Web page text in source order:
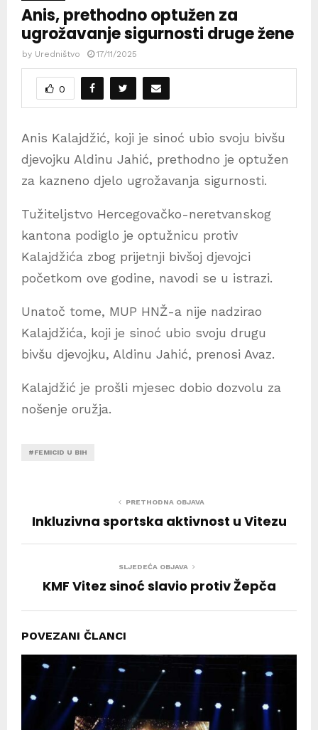
Anis, prethodno optužen za
ugrožavanje sigurnosti druge žene
by Uredništvo 17/11/2025
0
Anis Kalajdžić, koji je sinoć ubio svoju bivšu
djevojku Aldinu Jahić, prethodno je optužen
za kazneno djelo ugrožavanja sigurnosti.
Tužiteljstvo Hercegovačko-neretvanskog
kantona podiglo je optužnicu protiv
Kalajdžića zbog prijetnji bivšoj djevojci
početkom ove godine, navodi se u istrazi.
Unatoč tome, MUP HNŽ-a nije nadzirao
Kalajdžića, koji je sinoć ubio svoju drugu
bivšu djevojku, Aldinu Jahić, prenosi Avaz.
Kalajdžić je prošli mjesec dobio dozvolu za
nošenje oružja.
#FEMICID U BIH
PRETHODNA OBJAVA
Inkluzivna sportska aktivnost u Vitezu
SLJEDEĆA OBJAVA
KMF Vitez sinoć slavio protiv Žepča
POVEZANI ČLANCI